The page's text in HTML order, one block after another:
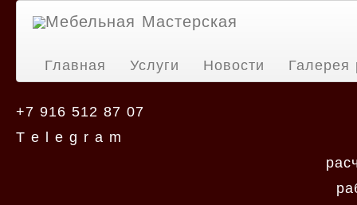
Мебельная Мастерская
Главная Услуги Новости Галерея
+7 916 512 87 07
T e l e g r a m